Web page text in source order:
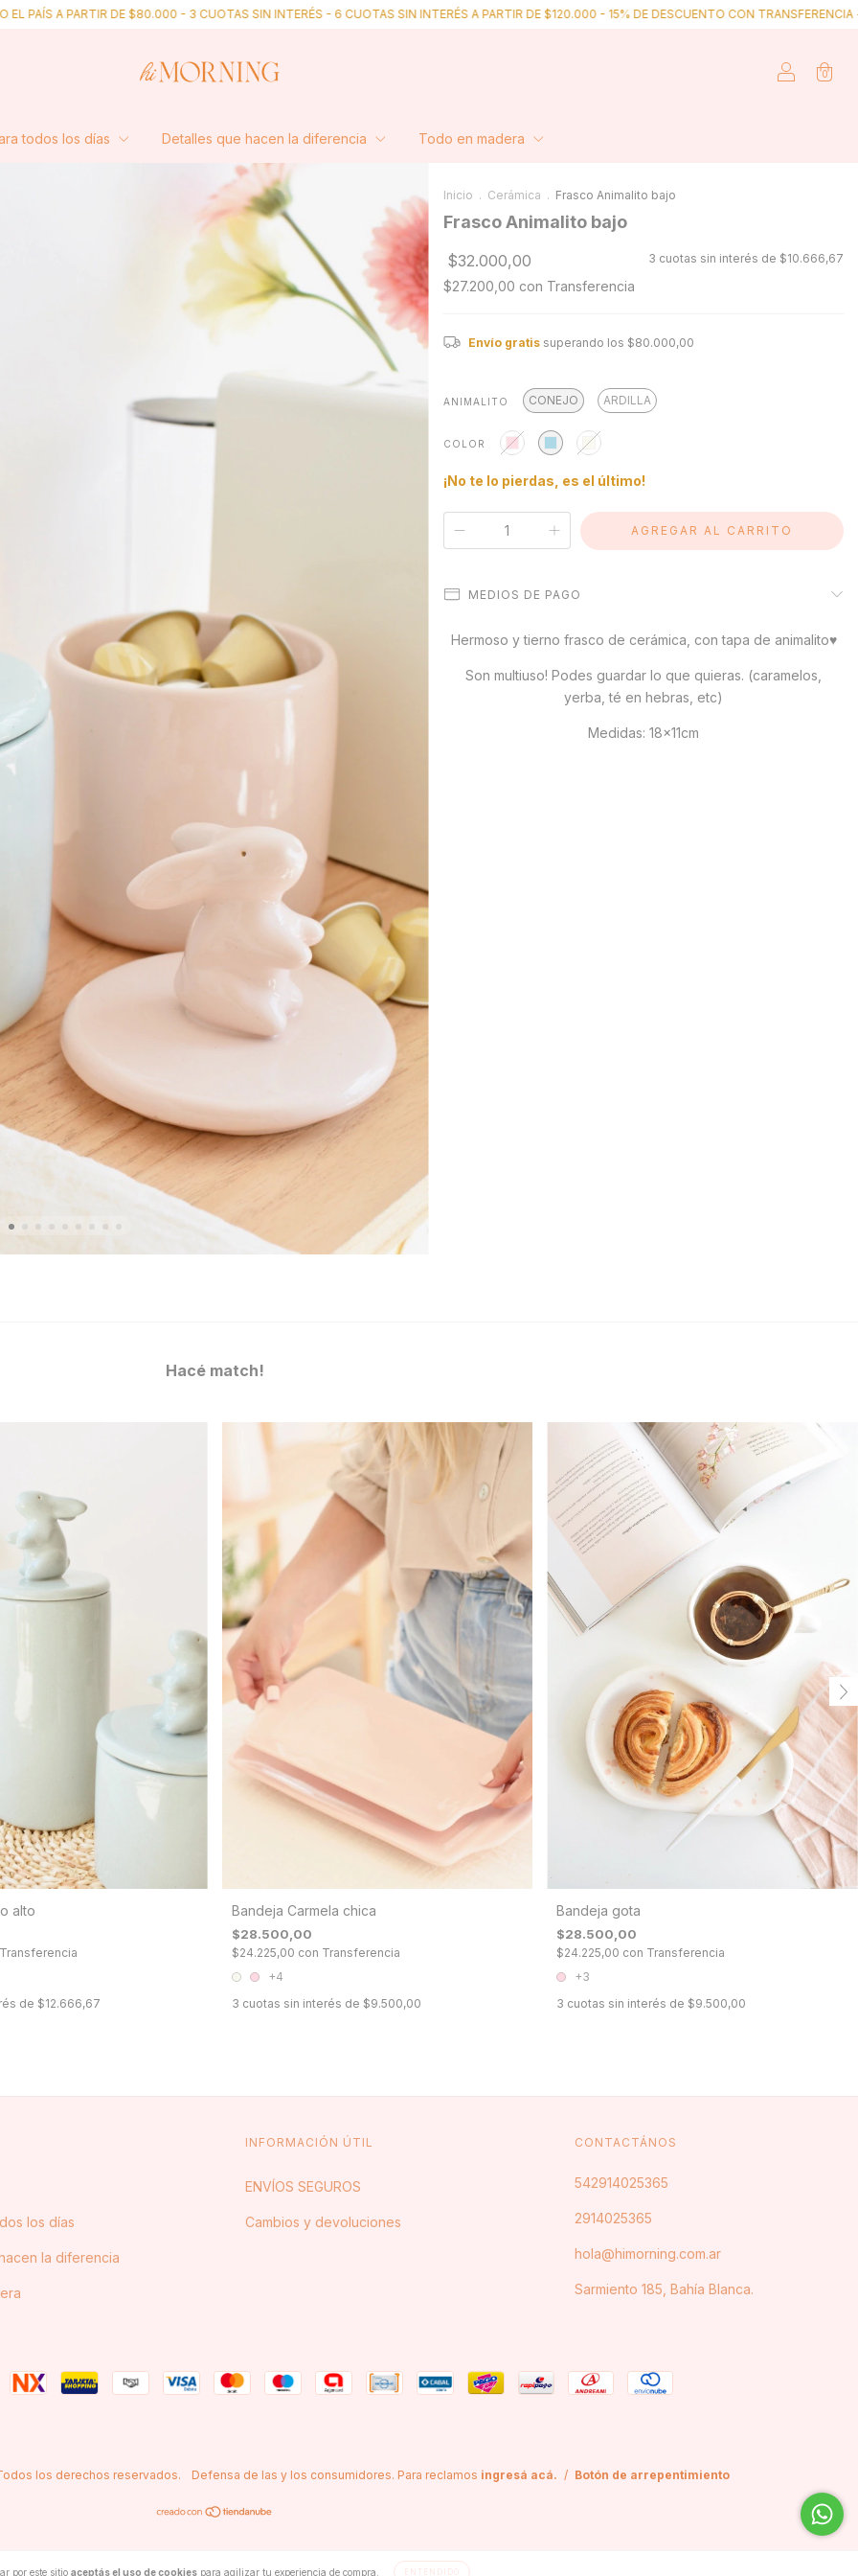
DE $80.000 - 3 CUOTAS SIN INTERÉS - 6 CUOTAS SIN INTERÉS A PARTIR DE $120.000 - 15% DE DESCUENTO CON TRANSFERENCIA - ENVÍOS
0
todos los días Detalles que hacen la diferencia Todo en madera
por este sitio aceptás el uso de cookies para agilizar tu experiencia de compra. ENTENDIDO
Inicio . Cerámica . Frasco Animalito bajo
Frasco Animalito bajo
$32.000,00 3 cuotas sin interés de $10.666,67
$27.200,00 con Transferencia
Envío gratis superando los $80.000,00
ANIMALITO CONEJO ARDILLA
COLOR
¡No te lo pierdas, es el último!
MEDIOS DE PAGO
Hermoso y tierno frasco de cerámica, con tapa de animalito♥
Son multiuso! Podes guardar lo que quieras. (caramelos,
yerba, té en hebras, etc)
Medidas: 18x11cm
Hacé match!
alto
de $12.666,67
Bandeja Carmela chica
$28.500,00
$24.225,00 con Transferencia
+4
3 cuotas sin interés de $9.500,00
Bandeja gota
$28.500,00
$24.225,00 con Transferencia
+3
3 cuotas sin interés de $9.500,00
los días
la diferencia
INFORMACIÓN ÚTIL
ENVÍOS SEGUROS
Cambios y devoluciones
CONTACTÁNOS
542914025365
2914025365
hola@himorning.com.ar
Sarmiento 185, Bahía Blanca.
los derechos reservados. Defensa de las y los consumidores. Para reclamos ingresá acá. / Botón de arrepentimiento